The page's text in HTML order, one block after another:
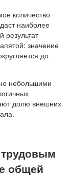
количество
наиболее
результат
значение
до
небольшими
долю внешних
общей